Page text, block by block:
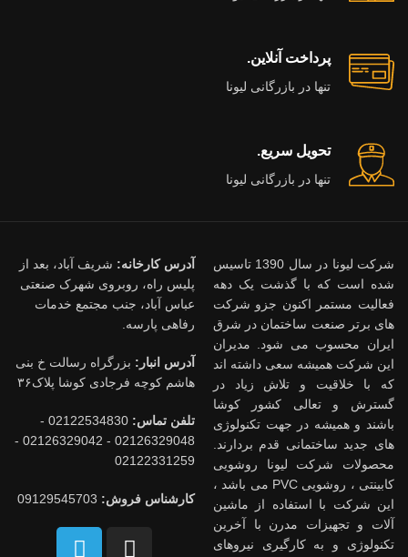
پرداخت آنلاین.
تنها در بازرگانی لیونا
تحویل سریع.
تنها در بازرگانی لیونا
شرکت لیونا در سال 1390 تاسیس
شده است که با گذشت یک دهه
فعالیت مستمر اکنون جزو شرکت
های برتر صنعت ساختمان در شرق
ایران محسوب می شود. مدیران
این شرکت همیشه سعی داشته اند
که با خلاقیت و تلاش زیاد در
گسترش و تعالی کشور کوشا
باشند و همیشه در جهت تکنولوژی
های جدید ساختمانی قدم بردارند.
محصولات شرکت لیونا روشویی
کابینتی ، روشویی PVC می باشد ،
این شرکت با استفاده از ماشین
آلات و تجهیزات مدرن با آخرین
تکنولوژی و به کارگیری نیروهای
آدرس کارخانه: شریف آباد، بعد از
پلیس راه، روبروی شهرک صنعتی
عباس آباد، جنب مجتمع خدمات
رفاهی پارسه.
آدرس انبار: بزرگراه رسالت خ بنی
هاشم کوچه فرجادی کوشا پلاک۳۶
تلفن تماس:
02122534830 -
02126329048 - 02126329042 -
02122331259
کارشناس فروش: 09129545703